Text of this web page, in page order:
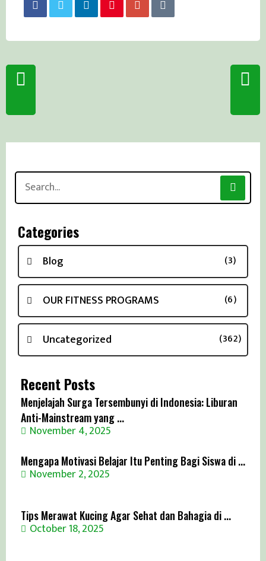
Categories
Blog (3)
OUR FITNESS PROGRAMS (6)
Uncategorized (362)
Search
for:
Recent Posts
Menjelajah Surga Tersembunyi di Indonesia: Liburan
Anti-Mainstream yang ...
November 4, 2025
Mengapa Motivasi Belajar Itu Penting Bagi Siswa di ...
November 2, 2025
Tips Merawat Kucing Agar Sehat dan Bahagia di ...
October 18, 2025